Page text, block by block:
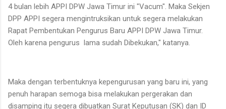
4 bulan lebih APPI DPW Jawa Timur ini "Vacum". Maka Sekjen
DPP APPI segera mengintruksikan untuk segera melakukan
Rapat Pembentukan Pengurus Baru APPI DPW Jawa Timur.
Oleh karena pengurus lama sudah Dibekukan," katanya.
Maka dengan terbentuknya kepengurusan yang baru ini, yang
penuh harapan semoga bisa melakukan pergerakan dan
disamping itu segera dibuatkan Surat Keputusan (SK) dan ID